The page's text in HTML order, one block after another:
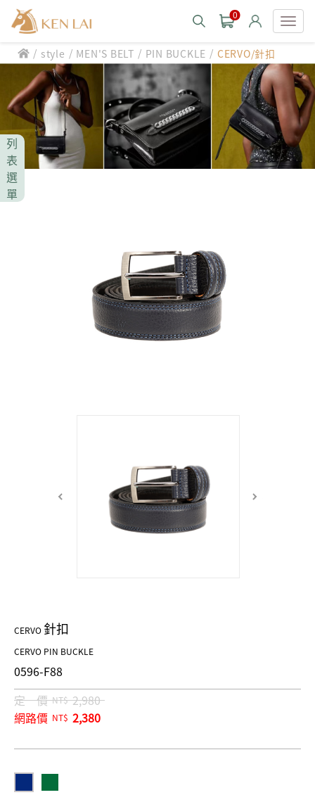
0
款式分類 style
男士包款 MEN'S BAG
男士夾款 MEN'S WALLET
男士皮帶 MEN'S BELT
皮革保養 LEATHER CARE
CHIARUGI
男士包款 MEN'S BAG
男士夾款 MEN'S WALLET
男士皮帶 MEN'S BELT
女士夾款 LADIES' WALLET
中性商品 UNISEX BAG/SLG
關於 CHIARUGI
CUMAR
女士包款 LADIES' BAG
女士夾款 LADIES' WALLET
中性商品 UNISEX BAG/SLG
Roberta di Camerino
男士夾款 MEN'S WALLET
男士皮帶 MEN'S BELT
女士包款 LADIES' BAG
女士夾款 LADIES' WALLET
男士包款 MEN'S BAG
男士夾款 MEN'S WALLET
男士皮帶 MEN'S BELT
女士包款 LADIES' BAG
期間限定 limited edition
珍藏 THE BRIDGE (TB SPECIAL)
男士包款 MEN'S BAG
/ style / MEN'S BELT / PIN BUCKLE / CERVO/針扣
列
表
選
單
CERVO 針扣
CERVO PIN BUCKLE
0596-F88
定 價 NT$ 2,980
網路價 NT$ 2,380